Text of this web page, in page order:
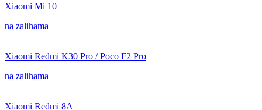
Xiaomi Mi 10
na zalihama
Xiaomi Redmi K30 Pro / Poco F2 Pro
na zalihama
Xiaomi Redmi 8A